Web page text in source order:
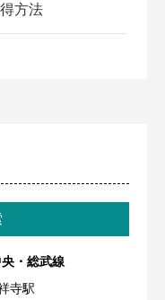
・総武線
寺駅
方法